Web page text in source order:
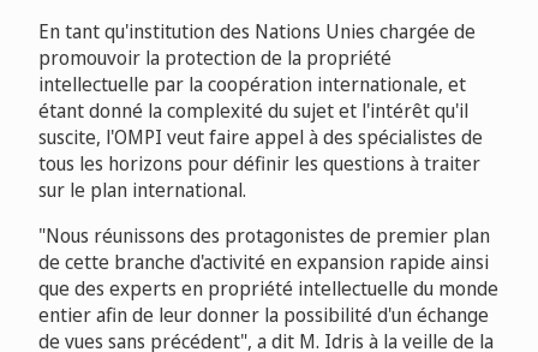
En tant qu'institution des Nations Unies chargée de
promouvoir la protection de la propriété
intellectuelle par la coopération internationale, et
étant donné la complexité du sujet et l'intérêt qu'il
suscite, l'OMPI veut faire appel à des spécialistes de
tous les horizons pour définir les questions à traiter
sur le plan international.
"Nous réunissons des protagonistes de premier plan
de cette branche d'activité en expansion rapide ainsi
que des experts en propriété intellectuelle du monde
entier afin de leur donner la possibilité d'un échange
de vues sans précédent", a dit M. Idris à la veille de la